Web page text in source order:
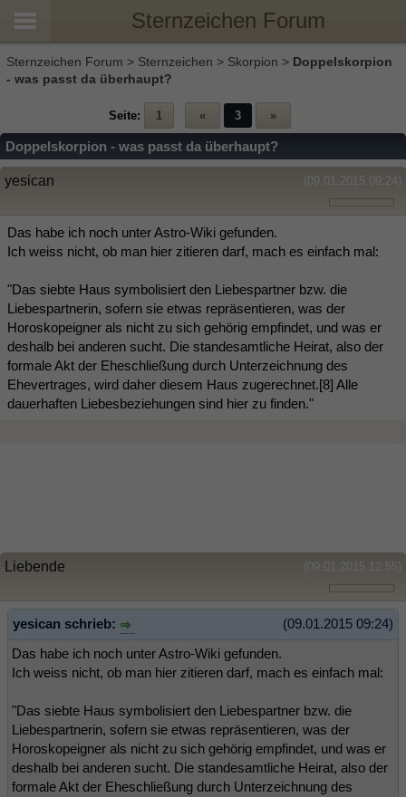
Sternzeichen Forum
Sternzeichen Forum > Sternzeichen > Skorpion > Doppelskorpion
- was passt da überhaupt?
Seite: 1 « 3 »
Doppelskorpion - was passt da überhaupt?
(09.01.2015 09:24)
yesican
Das habe ich noch unter Astro-Wiki gefunden.
Ich weiss nicht, ob man hier zitieren darf, mach es einfach mal:
"Das siebte Haus symbolisiert den Liebespartner bzw. die
Liebespartnerin, sofern sie etwas repräsentieren, was der
Horoskopeigner als nicht zu sich gehörig empfindet, und was er
deshalb bei anderen sucht. Die standesamtliche Heirat, also der
formale Akt der Eheschließung durch Unterzeichnung des
Ehevertrages, wird daher diesem Haus zugerechnet.[8] Alle
dauerhaften Liebesbeziehungen sind hier zu finden."
(09.01.2015 12:55)
Liebende
(09.01.2015 09:24)
yesican schrieb:
Das habe ich noch unter Astro-Wiki gefunden.
Ich weiss nicht, ob man hier zitieren darf, mach es einfach mal:
"Das siebte Haus symbolisiert den Liebespartner bzw. die
Liebespartnerin, sofern sie etwas repräsentieren, was der
Horoskopeigner als nicht zu sich gehörig empfindet, und was er
deshalb bei anderen sucht. Die standesamtliche Heirat, also der
formale Akt der Eheschließung durch Unterzeichnung des